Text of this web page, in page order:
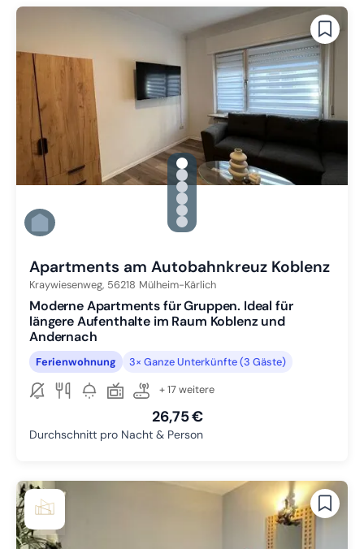
gallery.slide_selector
Zu Slide 1 wechseln
Zu Slide 2 wechseln
Zu Slide 3 wechseln
Zu Slide 4 wechseln
Zu Slide 5 wechseln
Zu Slide 6 wechseln
Apartments am Autobahnkreuz Koblenz
Kraywiesenweg, 56218 Mülheim-Kärlich
Moderne Apartments für Gruppen. Ideal für
längere Aufenthalte im Raum Koblenz und
Andernach
Ferienwohnung 3× Ganze Unterkünfte (3 Gäste)
+ 17 weitere
26,75 €
Durchschnitt pro Nacht & Person